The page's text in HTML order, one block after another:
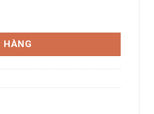
đầu nấm Ø40, 1NC, màu đỏ số lượng
HÀNG